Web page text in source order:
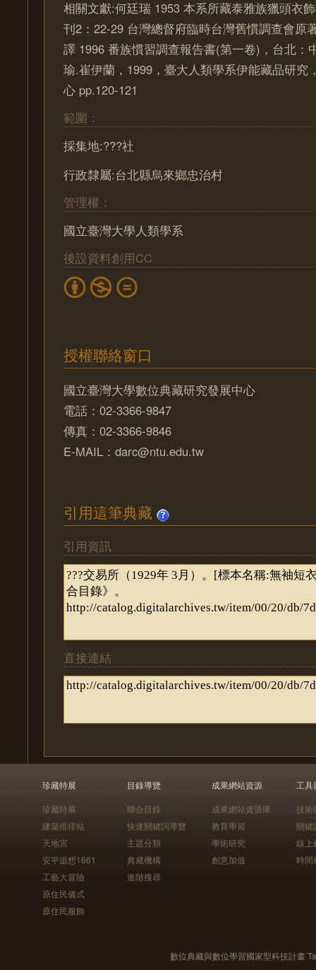
相關文獻:何廷瑞 1953 本系所藏泰雅族獵頭衣
刊2：22-29 台灣總督府臨時台灣舊慣調查會原
譯 1996 番族慣習調查報告書(第一卷)，台北：
瑜.崔伊蘭，1999，臺大人類學系伊能藏品研究
心 pp.120-121
範圍：
採集地:???社
行政隸屬:台北縣烏來鄉忠治村
管理權：
國立臺灣大學人類學系
後設資料創用CC
授權聯絡窗口
國立臺灣大學數位典藏研究發展中心
電話：02-3366-9847
傳真：02-3366-9846
E-MAIL：darc@ntu.edu.tw
引用這筆典藏
引用資訊
直接連結
珍藏特展
珍藏特展
建築排排站
天地宮
安平追想1661
工藝大冒險
原住民儀式
原住民服飾
目錄導覽
聯合目錄
快速關鍵詞導覽
主題分類
典藏機構
進階搜尋
成果網站資源
成果網站資源庫
教育學習
學術研究
創意加值
工具
技術
關鍵
線上
時間
數位典藏與數位學習國家型科技計畫